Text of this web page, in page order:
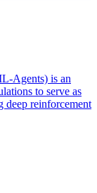
Agents) is an
to serve as
deep reinforcement